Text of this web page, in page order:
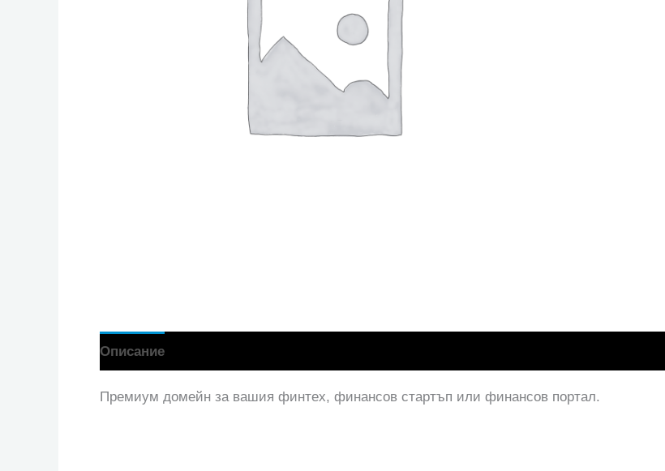
Описание
Премиум домейн за вашия финтех, финансов стартъп или финансов портал.